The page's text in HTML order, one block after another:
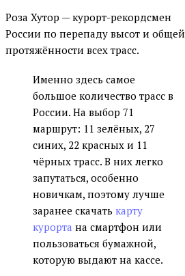
Роза Хутор — курорт-рекордсмен
России по перепаду высот и общей
протяжённости всех трасс.
Именно здесь самое
большое количество трасс в
России. На выбор 71
маршрут: 11 зелёных, 27
синих, 22 красных и 11
чёрных трасс. В них легко
запутаться, особенно
новичкам, поэтому лучше
заранее скачать карту
курорта на смартфон или
пользоваться бумажной,
которую выдают на кассе.